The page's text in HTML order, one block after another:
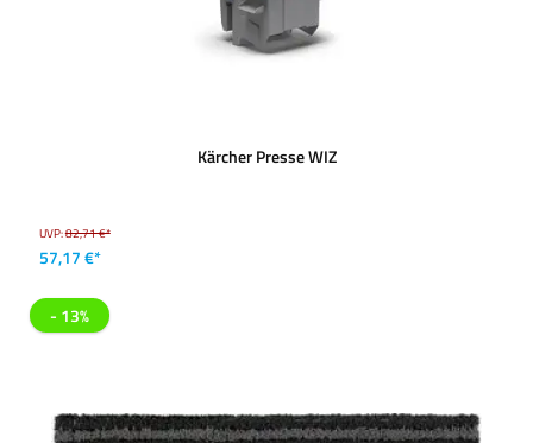
Kärcher Presse WIZ
UVP:82,71 €*
57,17 €*
- 13%